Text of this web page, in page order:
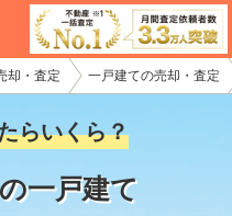
却・査定 一戸建ての売却・査定
らいくら？
一戸建て
様